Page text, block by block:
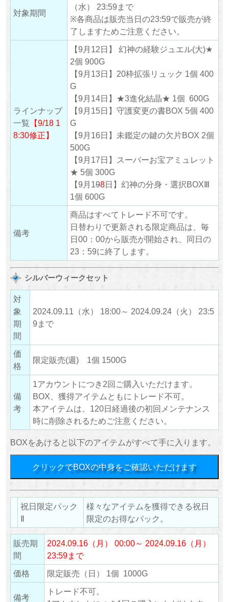
対象期間
（水） 23:59まで
※各商品は販売当日の23:59で販売が終
了しますためご注意ください。
ラインナップ
一覧 【9/18 1
8:30修正】
【9月12日】 幻神の経験ジュエル(大)★
2個 900G
【9月13日】20枠拡張リュック 1個 400
G
【9月14日】★3進化結晶★ 1個 600G
【9月15日】守護変更の書BOX 5個 400
G
【9月16日】未鑑定の鍵の欠片BOX 2個
500G
【9月17日】スーパーお宝アミュレット
★ 5個 300G
【9月198日】幻神の分身・選択BOXⅢ
1個 600G
備考
商品はすべてトレード不可です。
日替わりで更新される限定商品は、毎
日00：00から販売が開始され、同日の
23：59に終了します。
シルバーウィークセット
対
象
期
間
2024.09.11（水） 18:00～ 2024.09.24（火） 23:5
9まで
価
格
限定販売(週) 1個 1500G
備
考
1アカウントにつき2回ご購入いただけます。
BOX、獲得アイテムともにトレード不可。
本アイテムは、120日経過後の初回メンテナンス
時に削除されるためご注意ください。
BOXをあけると以下のアイテムがすべて手に入ります。
クリックでBOXの中身をご確認いただけます
祝日限定パック
Ⅱ
様々なアイテムを獲得できる祝日
限定のお得なパック。
販売期
間
2024.09.16（月） 00:00～ 2024.09.16（月）
23:59まで
価格
限定販売（日） 1個 1000G
備考
トレード不可。